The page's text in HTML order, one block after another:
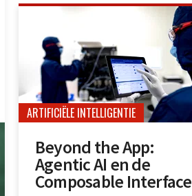
ARTIFICIËLE INTELLIGENTIE
Beyond the App:
Agentic AI en de
Composable Interface